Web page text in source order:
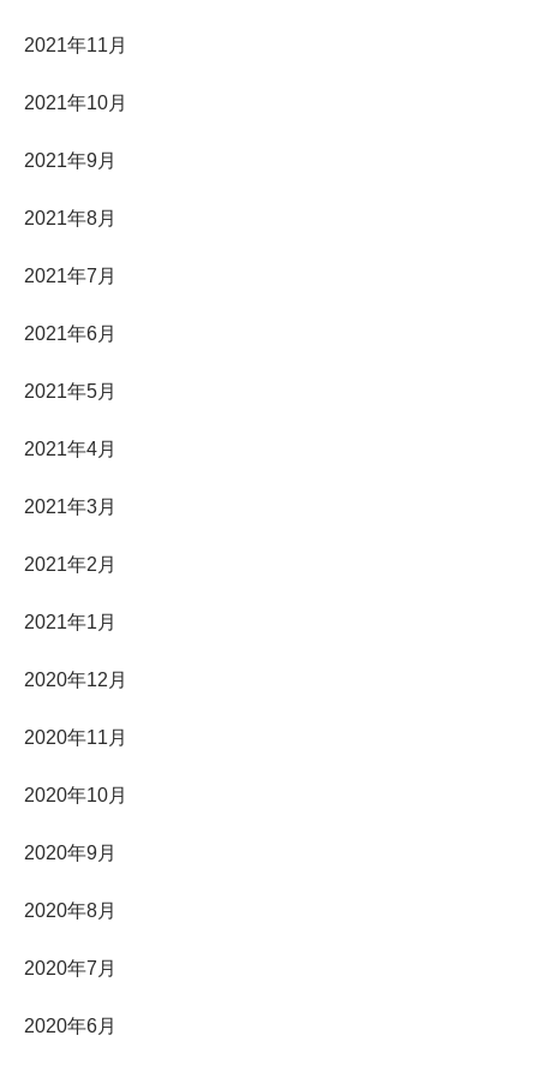
2021年11月
2021年10月
2021年9月
2021年8月
2021年7月
2021年6月
2021年5月
2021年4月
2021年3月
2021年2月
2021年1月
2020年12月
2020年11月
2020年10月
2020年9月
2020年8月
2020年7月
2020年6月